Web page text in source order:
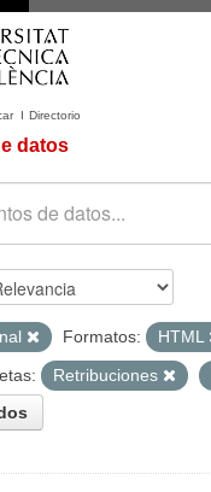
I Directorio
datos
Formatos: HTML
Retribuciones